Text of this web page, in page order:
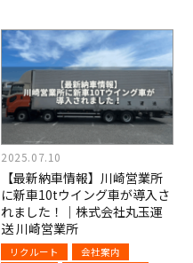
2025.07.10
【最新納車情報】川崎営業所
に新車10tウイング車が導入さ
れました！｜株式会社丸玉運
送 川崎営業所
リクルート
会社案内